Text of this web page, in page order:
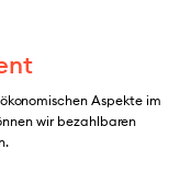
Aspekte im
wir bezahlbaren